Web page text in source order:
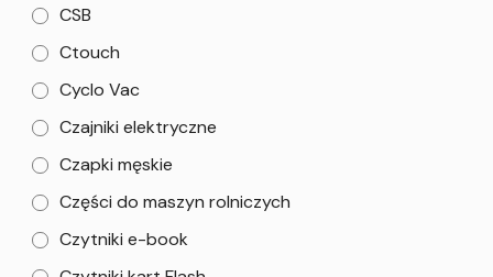
CSB
Ctouch
Cyclo Vac
Czajniki elektryczne
Czapki męskie
Części do maszyn rolniczych
Czytniki e-book